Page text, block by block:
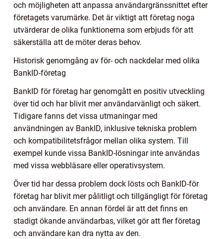
och möjligheten att anpassa användargränssnittet efter
företagets varumärke. Det är viktigt att företag noga
utvärderar de olika funktionerna som erbjuds för att
säkerställa att de möter deras behov.
Historisk genomgång av för- och nackdelar med olika
BankID-företag
BankID för företag har genomgått en positiv utveckling
över tid och har blivit mer användarvänligt och säkert.
Tidigare fanns det vissa utmaningar med
användningen av BankID, inklusive tekniska problem
och kompatibilitetsfrågor mellan olika system. Till
exempel kunde vissa BankID-lösningar inte användas
med vissa webbläsare eller operativsystem.
Över tid har dessa problem dock lösts och BankID-för
företag har blivit mer pålitligt och tillgängligt för företag
och användare. En annan fördel är att det finns en
stadigt ökande användarbas, vilket gör att fler företag
och användare kan dra nytta av den.